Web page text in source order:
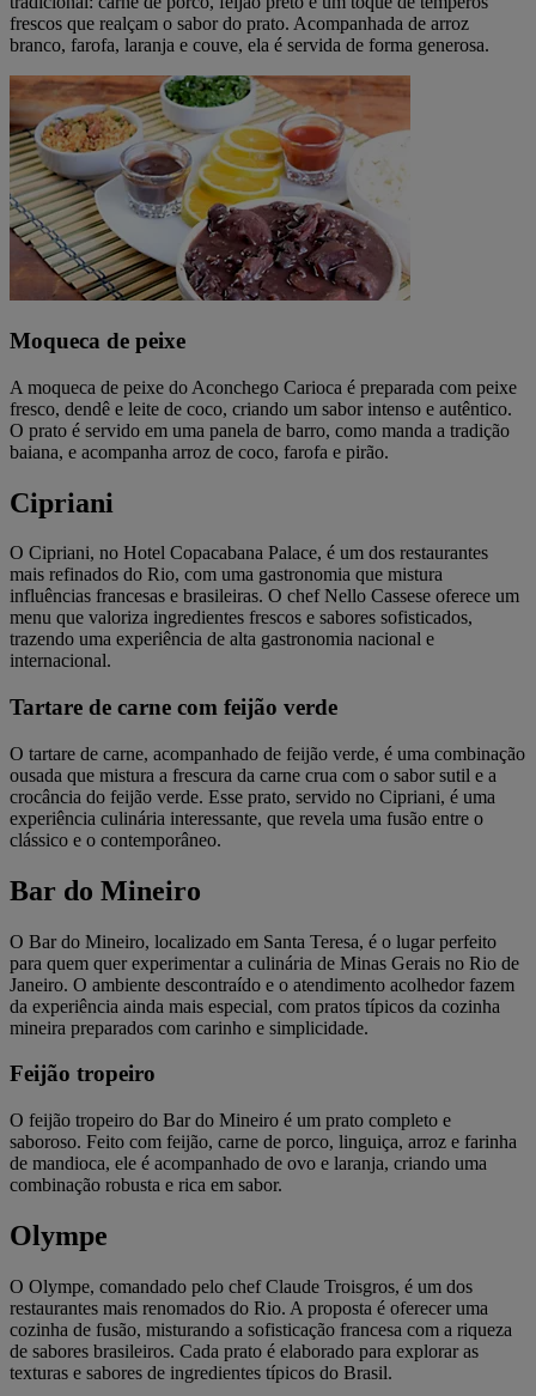
frescos que realçam o sabor do prato. Acompanhada de arroz
branco, farofa, laranja e couve, ela é servida de forma generosa.
Moqueca de peixe
A moqueca de peixe do Aconchego Carioca é preparada com peixe
fresco, dendê e leite de coco, criando um sabor intenso e autêntico.
O prato é servido em uma panela de barro, como manda a tradição
baiana, e acompanha arroz de coco, farofa e pirão.
Cipriani
O Cipriani, no Hotel Copacabana Palace, é um dos restaurantes
mais refinados do Rio, com uma gastronomia que mistura
influências francesas e brasileiras. O chef Nello Cassese oferece um
menu que valoriza ingredientes frescos e sabores sofisticados,
trazendo uma experiência de alta gastronomia nacional e
internacional.
Tartare de carne com feijão verde
O tartare de carne, acompanhado de feijão verde, é uma combinação
ousada que mistura a frescura da carne crua com o sabor sutil e a
crocância do feijão verde. Esse prato, servido no Cipriani, é uma
experiência culinária interessante, que revela uma fusão entre o
clássico e o contemporâneo.
Bar do Mineiro
O Bar do Mineiro, localizado em Santa Teresa, é o lugar perfeito
para quem quer experimentar a culinária de Minas Gerais no Rio de
Janeiro. O ambiente descontraído e o atendimento acolhedor fazem
da experiência ainda mais especial, com pratos típicos da cozinha
mineira preparados com carinho e simplicidade.
Feijão tropeiro
O feijão tropeiro do Bar do Mineiro é um prato completo e
saboroso. Feito com feijão, carne de porco, linguiça, arroz e farinha
de mandioca, ele é acompanhado de ovo e laranja, criando uma
combinação robusta e rica em sabor.
Olympe
O Olympe, comandado pelo chef Claude Troisgros, é um dos
restaurantes mais renomados do Rio. A proposta é oferecer uma
cozinha de fusão, misturando a sofisticação francesa com a riqueza
de sabores brasileiros. Cada prato é elaborado para explorar as
texturas e sabores de ingredientes típicos do Brasil.